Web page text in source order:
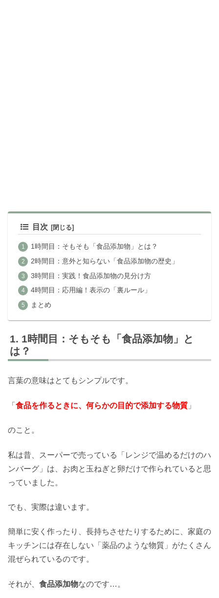
目次
1時間目：そもそも「食品添加物」とは？
2時間目：意外と知らない「食品添加物の歴史」
3時間目：実践！食品添加物の見分け方
4時間目：応用編！表示の「裏ルール」
まとめ
1時間目：そもそも「食品添加物」と
は？
言葉の意味はとてもシンプルです。
「 食品を作るときに、何らかの目的で添加する物質 」
のこと。
私は昔、スーパーで売っている「レンジで温めるだけのハ
ンバーグ」は、お肉と玉ねぎと卵だけで作られていると思
っていました。
でも、実際は違います。
簡単に安く作ったり、長持ちさせたりするために、家庭の
キッチンには存在しない「薬品のような物質」がたくさん
混ぜられているのです。
それが、 食品添加物なのです…。